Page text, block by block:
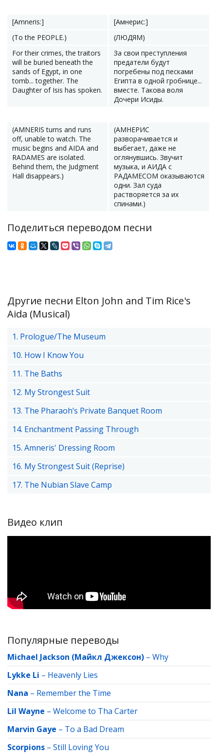
[Amneris:]
[Амнерис:]
(To the PEOPLE.)
(ЛЮДЯМ)
For their crimes, the traitors
will be buried beneath the
sands of Egypt, in one
tomb... together. The
Daughter of Isis has spoken.
За свои преступления
предатели будут
погребены под песками
Египта в одной гробнице...
вместе. Такова воля
Дочери Исиды.
(AMNERIS turns and runs
off, unable to watch. The
music begins and AIDA and
RADAMES are isolated.
Behind them, the Judgment
Hall disappears.)
(АМНЕРИС
разворачивается и
выбегает, даже не
оглянувшись. Звучит
музыка, и АИДА с
РАДАМЕСОМ оказываются
одни. Зал суда
растворяется за их
спинами.)
Поделиться переводом песни
Другие песни Elton John and Tim Rice's
Aida (Musical)
1. Prologue/The Museum
10. How I Know You
11. The Baths
12. My Strongest Suit
13. The Pharaoh’s Private Banquet Room
14. Enchantment Passing Through
15. Amneris' Dressing Room
16. My Strongest Suit (Reprise)
17. The Nubian Slave Camp
Видео клип
Популярные переводы
Michael Jackson (Майкл Джексон) – Why
Lykke Li – Heavenly Lies
Nana – Remember the Time
Lil Wayne – Welcome to Tha Carter
Marvin Gaye – To a Bad Dream
Scorpions – Still Loving You